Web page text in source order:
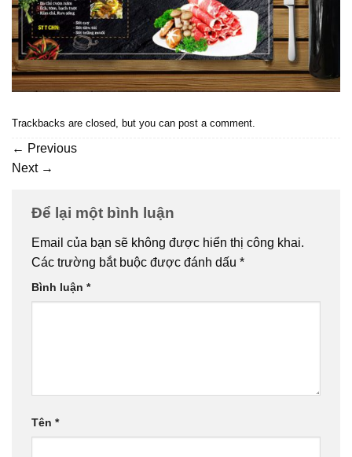
Trackbacks are closed, but you can post a comment.
← Previous
Next →
Để lại một bình luận
Email của bạn sẽ không được hiển thị công khai.
Các trường bắt buộc được đánh dấu *
Bình luận *
Tên *